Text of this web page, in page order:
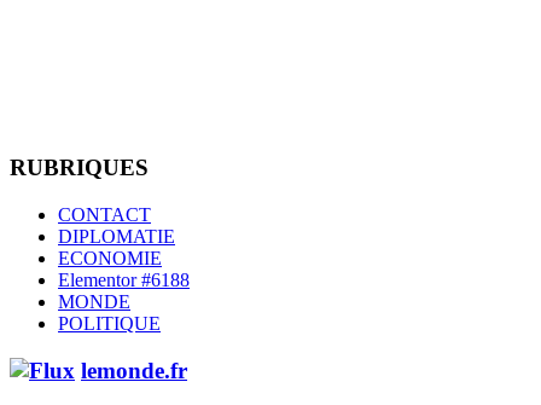
RUBRIQUES
CONTACT
DIPLOMATIE
ECONOMIE
Elementor #6188
MONDE
POLITIQUE
lemonde.fr